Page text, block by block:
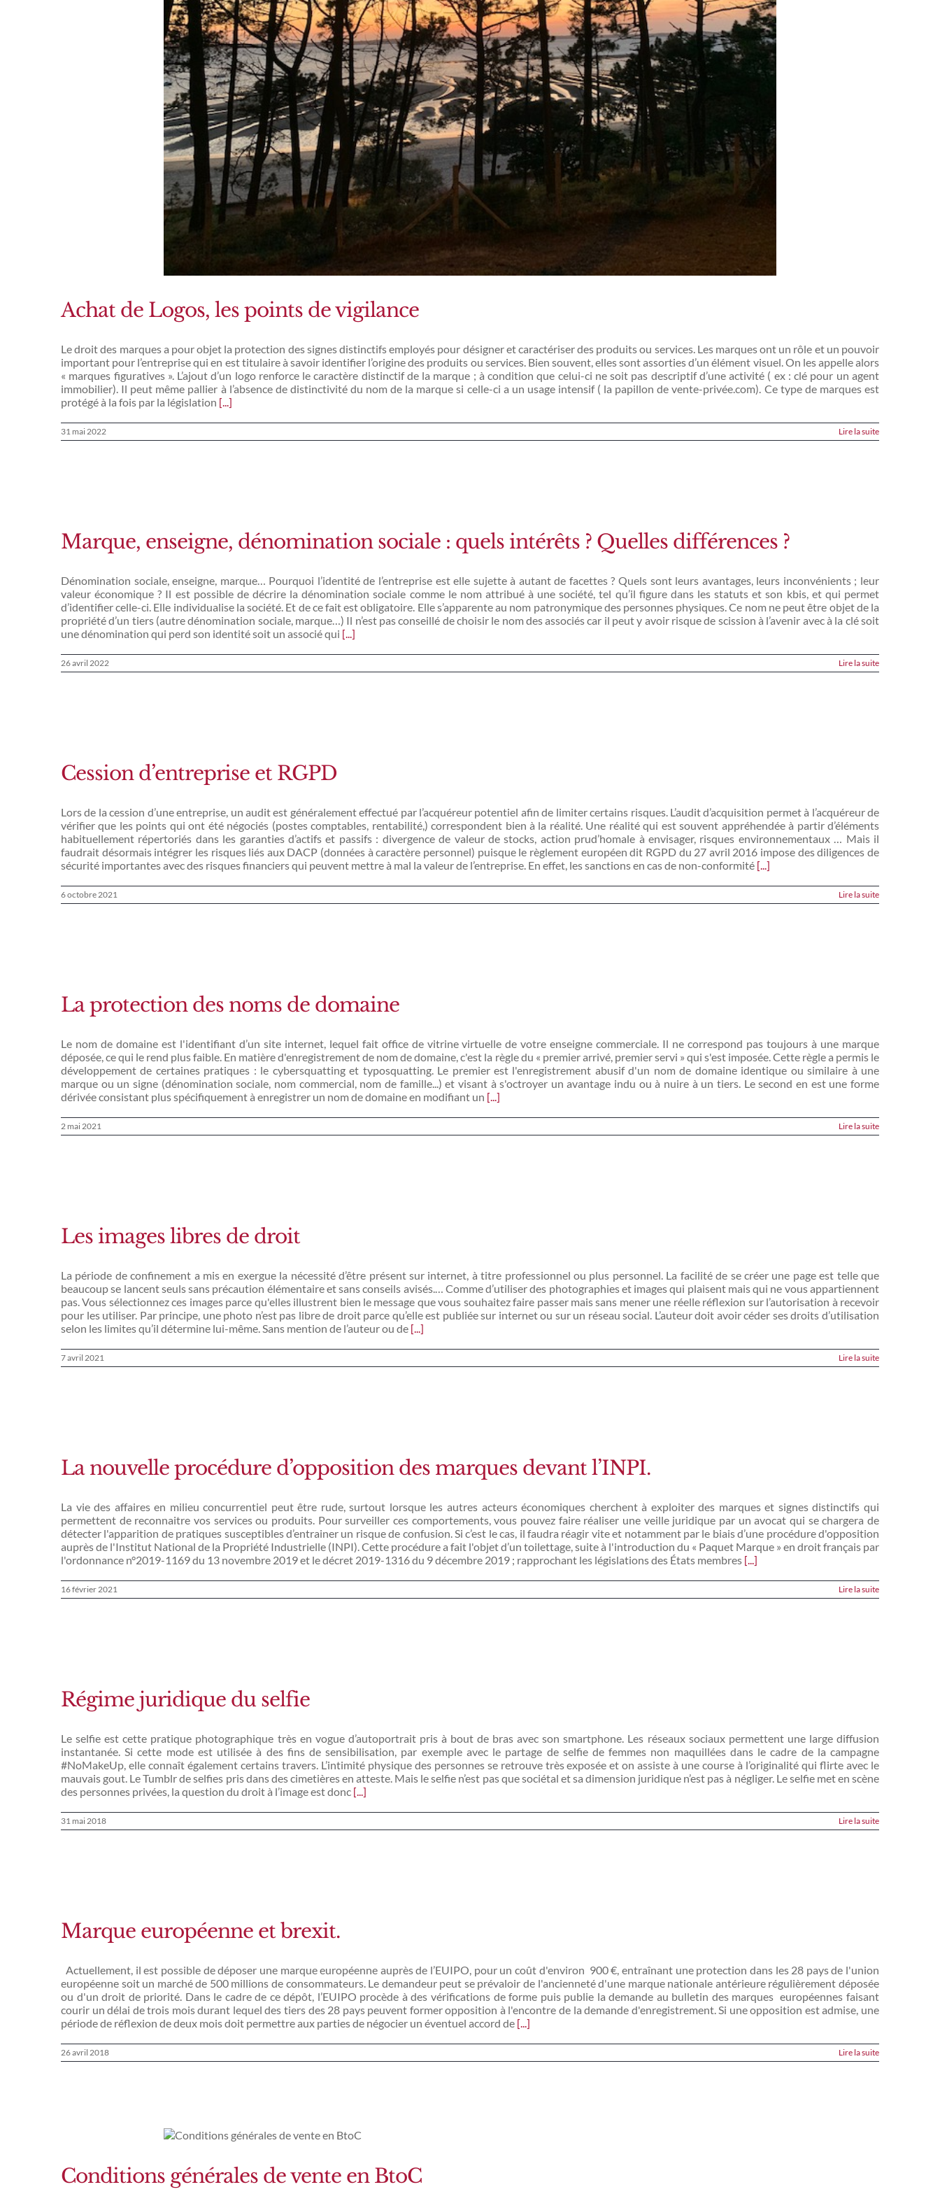
Achat de Logos, les points de vigilance
Le droit des marques a pour objet la protection des signes distinctifs employés pour désigner et caractériser des produits ou services. Les marques ont un rôle et un pouvoir
important pour l’entreprise qui en est titulaire à savoir identifier l’origine des produits ou services. Bien souvent, elles sont assorties d’un élément visuel. On les appelle alors
« marques figuratives ». L’ajout d’un logo renforce le caractère distinctif de la marque ; à condition que celui-ci ne soit pas descriptif d’une activité ( ex : clé pour un agent
immobilier). Il peut même pallier à l’absence de distinctivité du nom de la marque si celle-ci a un usage intensif ( la papillon de vente-privée.com). Ce type de marques est
protégé à la fois par la législation [...]
31 mai 2022 Lire la suite
Marque, enseigne, dénomination sociale : quels intérêts ? Quelles différences ?
Dénomination sociale, enseigne, marque… Pourquoi l’identité de l’entreprise est elle sujette à autant de facettes ? Quels sont leurs avantages, leurs inconvénients ; leur
valeur économique ? Il est possible de décrire la dénomination sociale comme le nom attribué à une société, tel qu’il figure dans les statuts et son kbis, et qui permet
d’identifier celle-ci. Elle individualise la société. Et de ce fait est obligatoire. Elle s’apparente au nom patronymique des personnes physiques. Ce nom ne peut être objet de la
propriété d’un tiers (autre dénomination sociale, marque…) Il n’est pas conseillé de choisir le nom des associés car il peut y avoir risque de scission à l’avenir avec à la clé soit
une dénomination qui perd son identité soit un associé qui [...]
26 avril 2022 Lire la suite
Cession d’entreprise et RGPD
Lors de la cession d’une entreprise, un audit est généralement effectué par l’acquéreur potentiel afin de limiter certains risques. L’audit d’acquisition permet à l’acquéreur de
vérifier que les points qui ont été négociés (postes comptables, rentabilité,) correspondent bien à la réalité. Une réalité qui est souvent appréhendée à partir d’éléments
habituellement répertoriés dans les garanties d’actifs et passifs : divergence de valeur de stocks, action prud’homale à envisager, risques environnementaux … Mais il
faudrait désormais intégrer les risques liés aux DACP (données à caractère personnel) puisque le règlement européen dit RGPD du 27 avril 2016 impose des diligences de
sécurité importantes avec des risques financiers qui peuvent mettre à mal la valeur de l’entreprise. En effet, les sanctions en cas de non-conformité [...]
6 octobre 2021 Lire la suite
La protection des noms de domaine
Le nom de domaine est l'identifiant d’un site internet, lequel fait office de vitrine virtuelle de votre enseigne commerciale. Il ne correspond pas toujours à une marque
déposée, ce qui le rend plus faible. En matière d'enregistrement de nom de domaine, c'est la règle du « premier arrivé, premier servi » qui s'est imposée. Cette règle a permis le
développement de certaines pratiques : le cybersquatting et typosquatting. Le premier est l'enregistrement abusif d'un nom de domaine identique ou similaire à une
marque ou un signe (dénomination sociale, nom commercial, nom de famille...) et visant à s'octroyer un avantage indu ou à nuire à un tiers. Le second en est une forme
dérivée consistant plus spécifiquement à enregistrer un nom de domaine en modifiant un [...]
2 mai 2021 Lire la suite
Les images libres de droit
La période de confinement a mis en exergue la nécessité d’être présent sur internet, à titre professionnel ou plus personnel. La facilité de se créer une page est telle que
beaucoup se lancent seuls sans précaution élémentaire et sans conseils avisés.… Comme d’utiliser des photographies et images qui plaisent mais qui ne vous appartiennent
pas. Vous sélectionnez ces images parce qu'elles illustrent bien le message que vous souhaitez faire passer mais sans mener une réelle réflexion sur l’autorisation à recevoir
pour les utiliser. Par principe, une photo n’est pas libre de droit parce qu’elle est publiée sur internet ou sur un réseau social. L’auteur doit avoir céder ses droits d’utilisation
selon les limites qu’il détermine lui-même. Sans mention de l’auteur ou de [...]
7 avril 2021 Lire la suite
La nouvelle procédure d’opposition des marques devant l’INPI.
La vie des affaires en milieu concurrentiel peut être rude, surtout lorsque les autres acteurs économiques cherchent à exploiter des marques et signes distinctifs qui
permettent de reconnaitre vos services ou produits. Pour surveiller ces comportements, vous pouvez faire réaliser une veille juridique par un avocat qui se chargera de
détecter l'apparition de pratiques susceptibles d’entrainer un risque de confusion. Si c’est le cas, il faudra réagir vite et notamment par le biais d’une procédure d'opposition
auprès de l'Institut National de la Propriété Industrielle (INPI). Cette procédure a fait l'objet d’un toilettage, suite à l'introduction du « Paquet Marque » en droit français par
l'ordonnance n°2019-1169 du 13 novembre 2019 et le décret 2019-1316 du 9 décembre 2019 ; rapprochant les législations des États membres [...]
16 février 2021 Lire la suite
Régime juridique du selfie
Le selfie est cette pratique photographique très en vogue d’autoportrait pris à bout de bras avec son smartphone. Les réseaux sociaux permettent une large diffusion
instantanée. Si cette mode est utilisée à des fins de sensibilisation, par exemple avec le partage de selfie de femmes non maquillées dans le cadre de la campagne
#NoMakeUp, elle connaît également certains travers. L’intimité physique des personnes se retrouve très exposée et on assiste à une course à l’originalité qui flirte avec le
mauvais gout. Le Tumblr de selfies pris dans des cimetières en atteste. Mais le selfie n’est pas que sociétal et sa dimension juridique n’est pas à négliger. Le selfie met en scène
des personnes privées, la question du droit à l’image est donc [...]
31 mai 2018 Lire la suite
Marque européenne et brexit.
Actuellement, il est possible de déposer une marque européenne auprès de l’EUIPO, pour un coût d'environ 900 €, entraînant une protection dans les 28 pays de l'union
européenne soit un marché de 500 millions de consommateurs. Le demandeur peut se prévaloir de l'ancienneté d'une marque nationale antérieure régulièrement déposée
ou d'un droit de priorité. Dans le cadre de ce dépôt, l’EUIPO procède à des vérifications de forme puis publie la demande au bulletin des marques européennes faisant
courir un délai de trois mois durant lequel des tiers des 28 pays peuvent former opposition à l'encontre de la demande d'enregistrement. Si une opposition est admise, une
période de réflexion de deux mois doit permettre aux parties de négocier un éventuel accord de [...]
26 avril 2018 Lire la suite
Conditions générales de vente en BtoC